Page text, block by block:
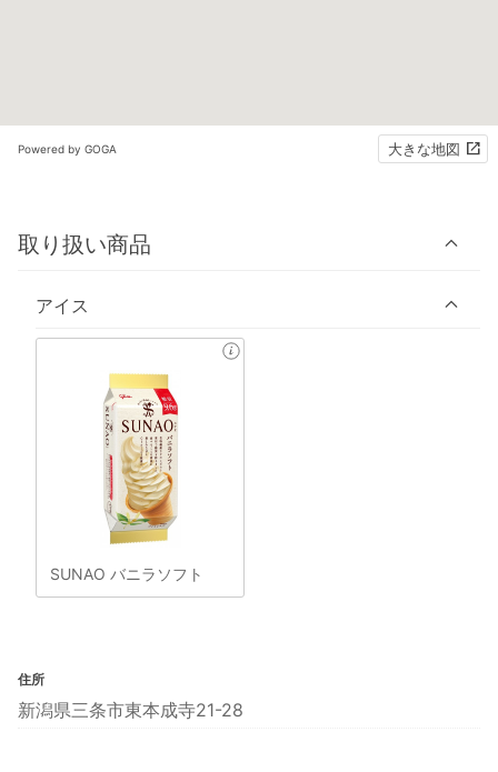
Powered by GOGA 大きな地図
取り扱い商品
アイス
SUNAO バニラソフト
住所
新潟県三条市東本成寺21-28